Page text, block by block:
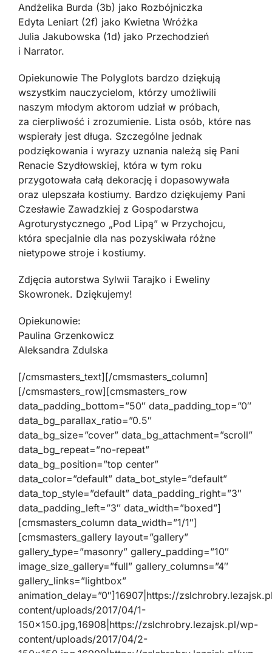
Andżelika Burda (3b) jako Rozbójniczka
Edyta Leniart (2f) jako Kwietna Wróżka
Julia Jakubowska (1d) jako Przechodzień
i Narrator.
Opiekunowie The Polyglots bardzo dziękują
wszystkim nauczycielom, którzy umożliwili
naszym młodym aktorom udział w próbach,
za cierpliwość i zrozumienie. Lista osób, które nas
wspierały jest długa. Szczególne jednak
podziękowania i wyrazy uznania należą się Pani
Renacie Szydłowskiej, która w tym roku
przygotowała całą dekorację i dopasowywała
oraz ulepszała kostiumy. Bardzo dziękujemy Pani
Czesławie Zawadzkiej z Gospodarstwa
Agroturystycznego „Pod Lipą” w Przychojcu,
która specjalnie dla nas pozyskiwała różne
nietypowe stroje i kostiumy.
Zdjęcia autorstwa Sylwii Tarajko i Eweliny
Skowronek. Dziękujemy!
Opiekunowie:
Paulina Grzenkowicz
Aleksandra Zdulska
[/cmsmasters_text][/cmsmasters_column]
[/cmsmasters_row][cmsmasters_row
data_padding_bottom=”50″ data_padding_top=”0″
data_bg_parallax_ratio=”0.5″
data_bg_size=”cover” data_bg_attachment=”scroll”
data_bg_repeat=”no-repeat”
data_bg_position=”top center”
data_color=”default” data_bot_style=”default”
data_top_style=”default” data_padding_right=”3″
data_padding_left=”3″ data_width=”boxed”]
[cmsmasters_column data_width=”1/1″]
[cmsmasters_gallery layout=”gallery”
gallery_type=”masonry” gallery_padding=”10″
image_size_gallery=”full” gallery_columns=”4″
gallery_links=”lightbox”
animation_delay=”0″]16907|https://
content/uploads/2017/04/1-
150×150.jpg,16908|https://zslchrobry.lezajsk.pl/wp-
content/uploads/2017/04/2-